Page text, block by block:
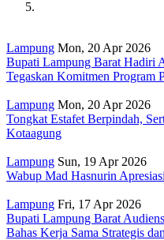
Lampung Mon, 20 Apr 2026
Bupati Lampung Barat Hadiri
Tegaskan Komitmen Program
Lampung Mon, 20 Apr 2026
Tongkat Estafet Berpindah,
Kotaagung
Lampung Sun, 19 Apr 2026
Wabup Mad Hasnurin
Lampung Fri, 17 Apr 2026
Bupati Lampung Barat
Bahas Kerja Sama Strategis